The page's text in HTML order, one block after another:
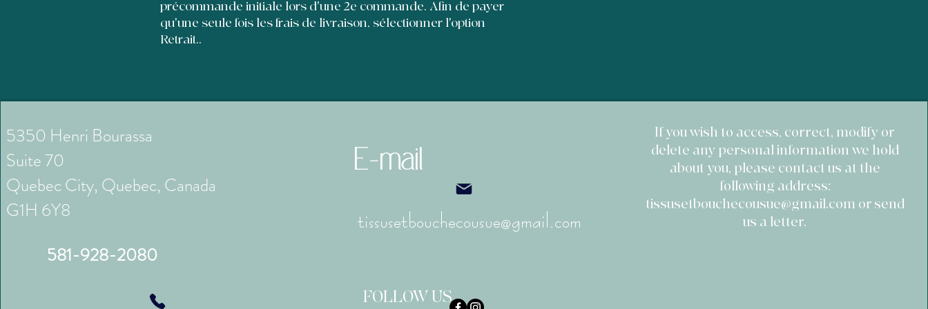
précommande initiale lors d'une 2e commande. Afin de payer
qu'une seule fois les frais de livraison, sélectionner l'option
Retrait..
5350 Henri Bourassa
Suite 70
Quebec City, Quebec, Canada
G1H 6Y8
581-928-2080
E-mail
tissusetbouchecousue@gmail.com
FOLLOW US
​If you wish to access, correct, modify or
delete any personal information we hold
about you, please contact us at the
following address:
tissusetbouchecousue@gmail.com or send
us a letter.